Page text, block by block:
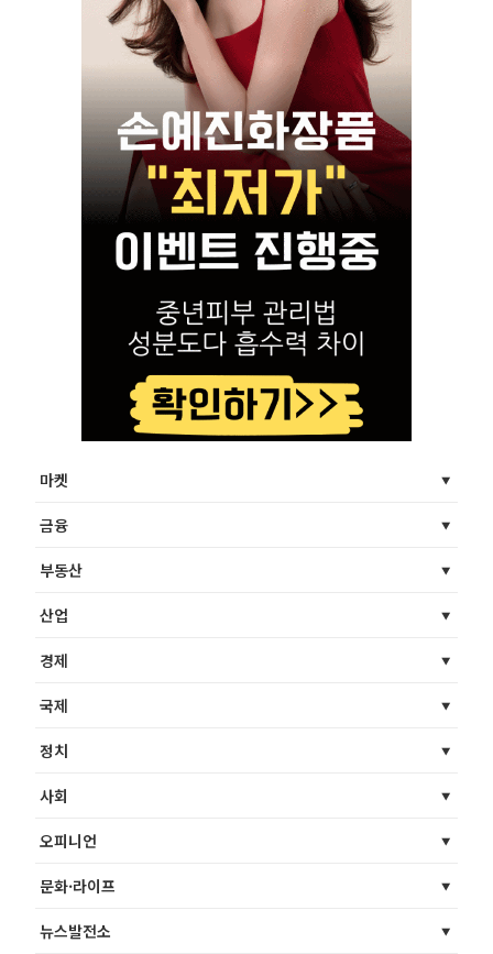
마켓
금융
부동산
산업
경제
국제
정치
사회
오피니언
문화·라이프
뉴스발전소